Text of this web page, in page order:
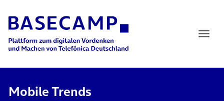
Main Navigation
Mobile Trends